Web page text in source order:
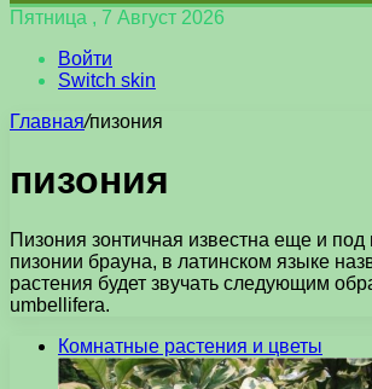
Пятница , 7 Август 2026
Войти
Switch skin
Главная/пизония
пизония
Пизония зонтичная известна еще и под
пизонии брауна, в латинском языке
растения будет звучать следующим
umbellifera.
Комнатные растения и цветы